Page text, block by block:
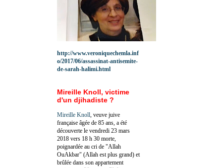
http://www.veroniquechemla.inf
o/2017/06/assassinat-antisemite-
de-sarah-halimi.html
Mireille Knoll, victime
d'un djihadiste ?
Mireille Knoll , veuve juive
française âgée de 85 ans, a été
découverte le vendredi 23 mars
2018 vers 18 h 30 morte,
poignardée au cri de "Allah
OuAkbar" (Allah est plus grand) et
brûlée dans son appartement